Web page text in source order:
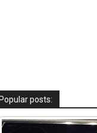
posts: